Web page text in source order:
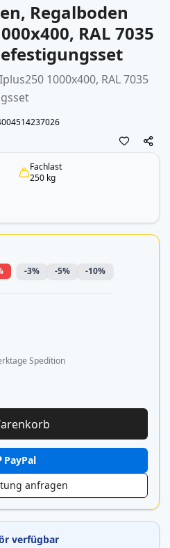
Regalboden
RAL 7035
1000x400, RAL 7035
Fachlast
250 kg
-3% -5% -10%
Spedition
PayPal
anfragen
verfügbar